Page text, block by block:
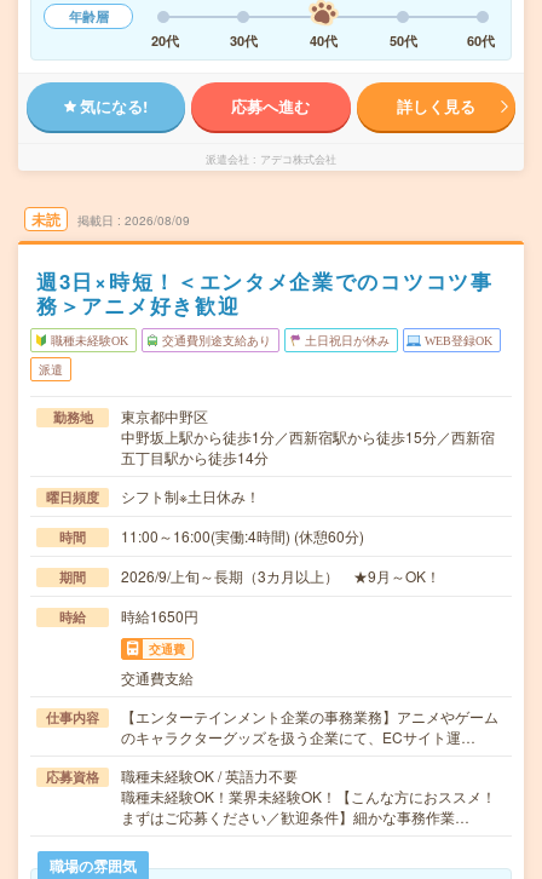
年齢層
20代
30代 40代 50代 60代
気になる! 応募へ進む 詳しく見る
派遣会社 アデコ株式会社
未読 掲載日 2026/08/09
週3日×時短！＜エンタメ企業でのコツコツ事
務＞アニメ好き歓迎
職種未経験OK 交通費別途支給あり 土日祝日が休み WEB登録OK
派遣
勤務地
東京都中野区
中野坂上駅から徒歩1分／西新宿駅から徒歩15分／西新宿
五丁目駅から徒歩14分
曜日頻度 シフト制※土日休み！
時間 11:00～16:00(実働:4時間) (休憩60分)
期間 2026/9/上旬～長期（3カ月以上） ★9月～OK！
時給 時給1650円
交通費
交通費支給
仕事内容
【エンターテインメント企業の事務業務】アニメやゲーム
のキャラクターグッズを扱う企業にて、ECサイト運…
応募資格
職種未経験OK / 英語力不要
職種未経験OK！業界未経験OK！【こんな方におススメ！
まずはご応募ください／歓迎条件】細かな事務作業…
職場の雰囲気